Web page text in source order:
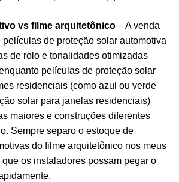
vs filme arquitetônico – A venda
películas de proteção solar automotiva
de rolo e tonalidades otimizadas
películas de proteção solar
residenciais (como azul ou verde
solar para janelas residenciais)
maiores e construções diferentes
Sempre separo o estoque de
do filme arquitetônico nos meus
os instaladores possam pegar o